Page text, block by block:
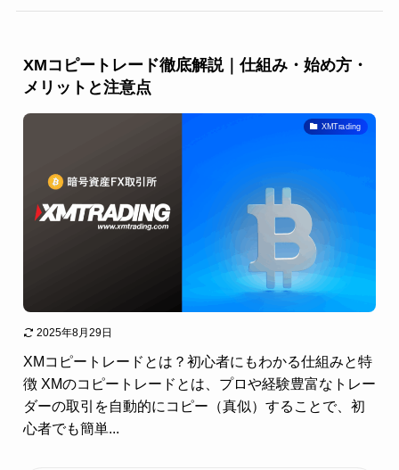
XMコピートレード徹底解説｜仕組み・始め方・
メリットと注意点
XMTrading
2025年8月29日
XMコピートレードとは？初心者にもわかる仕組みと特
徴 XMのコピートレードとは、プロや経験豊富なトレー
ダーの取引を自動的にコピー（真似）することで、初
心者でも簡単...